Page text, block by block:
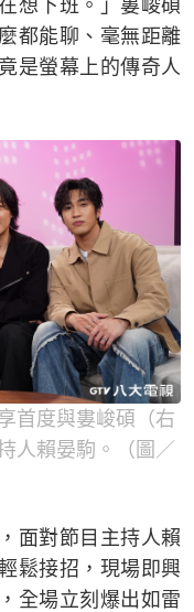
想下班。」婁峻碩
都能聊、毫無距離
是螢幕上的傳奇人
首度與婁峻碩（右
人賴晏駒。（圖／
面對節目主持人賴
鬆接招，現場即興
全場立刻爆出如雷